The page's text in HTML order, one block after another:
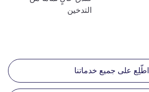
التدخين
اطّلِع على جميع خدماتنا